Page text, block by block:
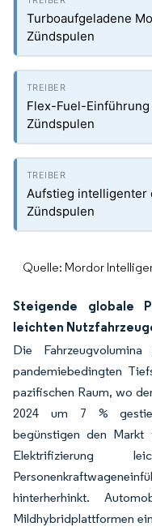
Turboaufgeladene
Zündspulen
Flex-Fuel-
Zündspulen
Aufstieg intelligenter
Zündspulen
Quelle: Mordor
Steigende globale
leichten
Die
pandemiebedingten
pazifischen Raum, wo
2024 um 7 %
begünstigen den Markt
Elektrifizierung
hinterherhinkt.
Mildhybridplattformen